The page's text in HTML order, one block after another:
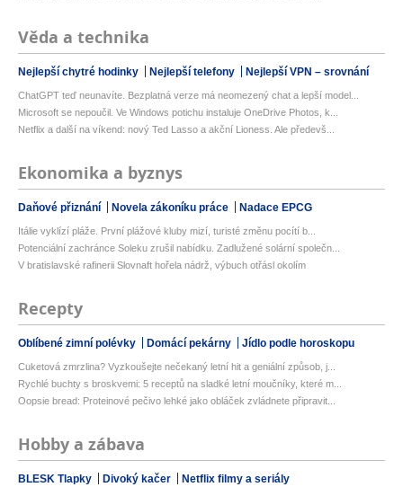
Věda a technika
Nejlepší chytré hodinky Nejlepší telefony Nejlepší VPN – srovnání
ChatGPT teď neunavíte. Bezplatná verze má neomezený chat a lepší model...
Microsoft se nepoučil. Ve Windows potichu instaluje OneDrive Photos, k...
Netflix a další na víkend: nový Ted Lasso a akční Lioness. Ale předevš...
Ekonomika a byznys
Daňové přiznání Novela zákoníku práce Nadace EPCG
Itálie vyklízí pláže. První plážové kluby mizí, turisté změnu pocítí b...
Potenciální zachránce Soleku zrušil nabídku. Zadlužené solární společn...
V bratislavské rafinerii Slovnaft hořela nádrž, výbuch otřásl okolím
Recepty
Oblíbené zimní polévky Domácí pekárny Jídlo podle horoskopu
Cuketová zmrzlina? Vyzkoušejte nečekaný letní hit a geniální způsob, j...
Rychlé buchty s broskvemi: 5 receptů na sladké letní moučníky, které m...
Oopsie bread: Proteinové pečivo lehké jako obláček zvládnete připravit...
Hobby a zábava
BLESK Tlapky Divoký kačer Netflix filmy a seriály